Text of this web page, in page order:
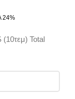
Total